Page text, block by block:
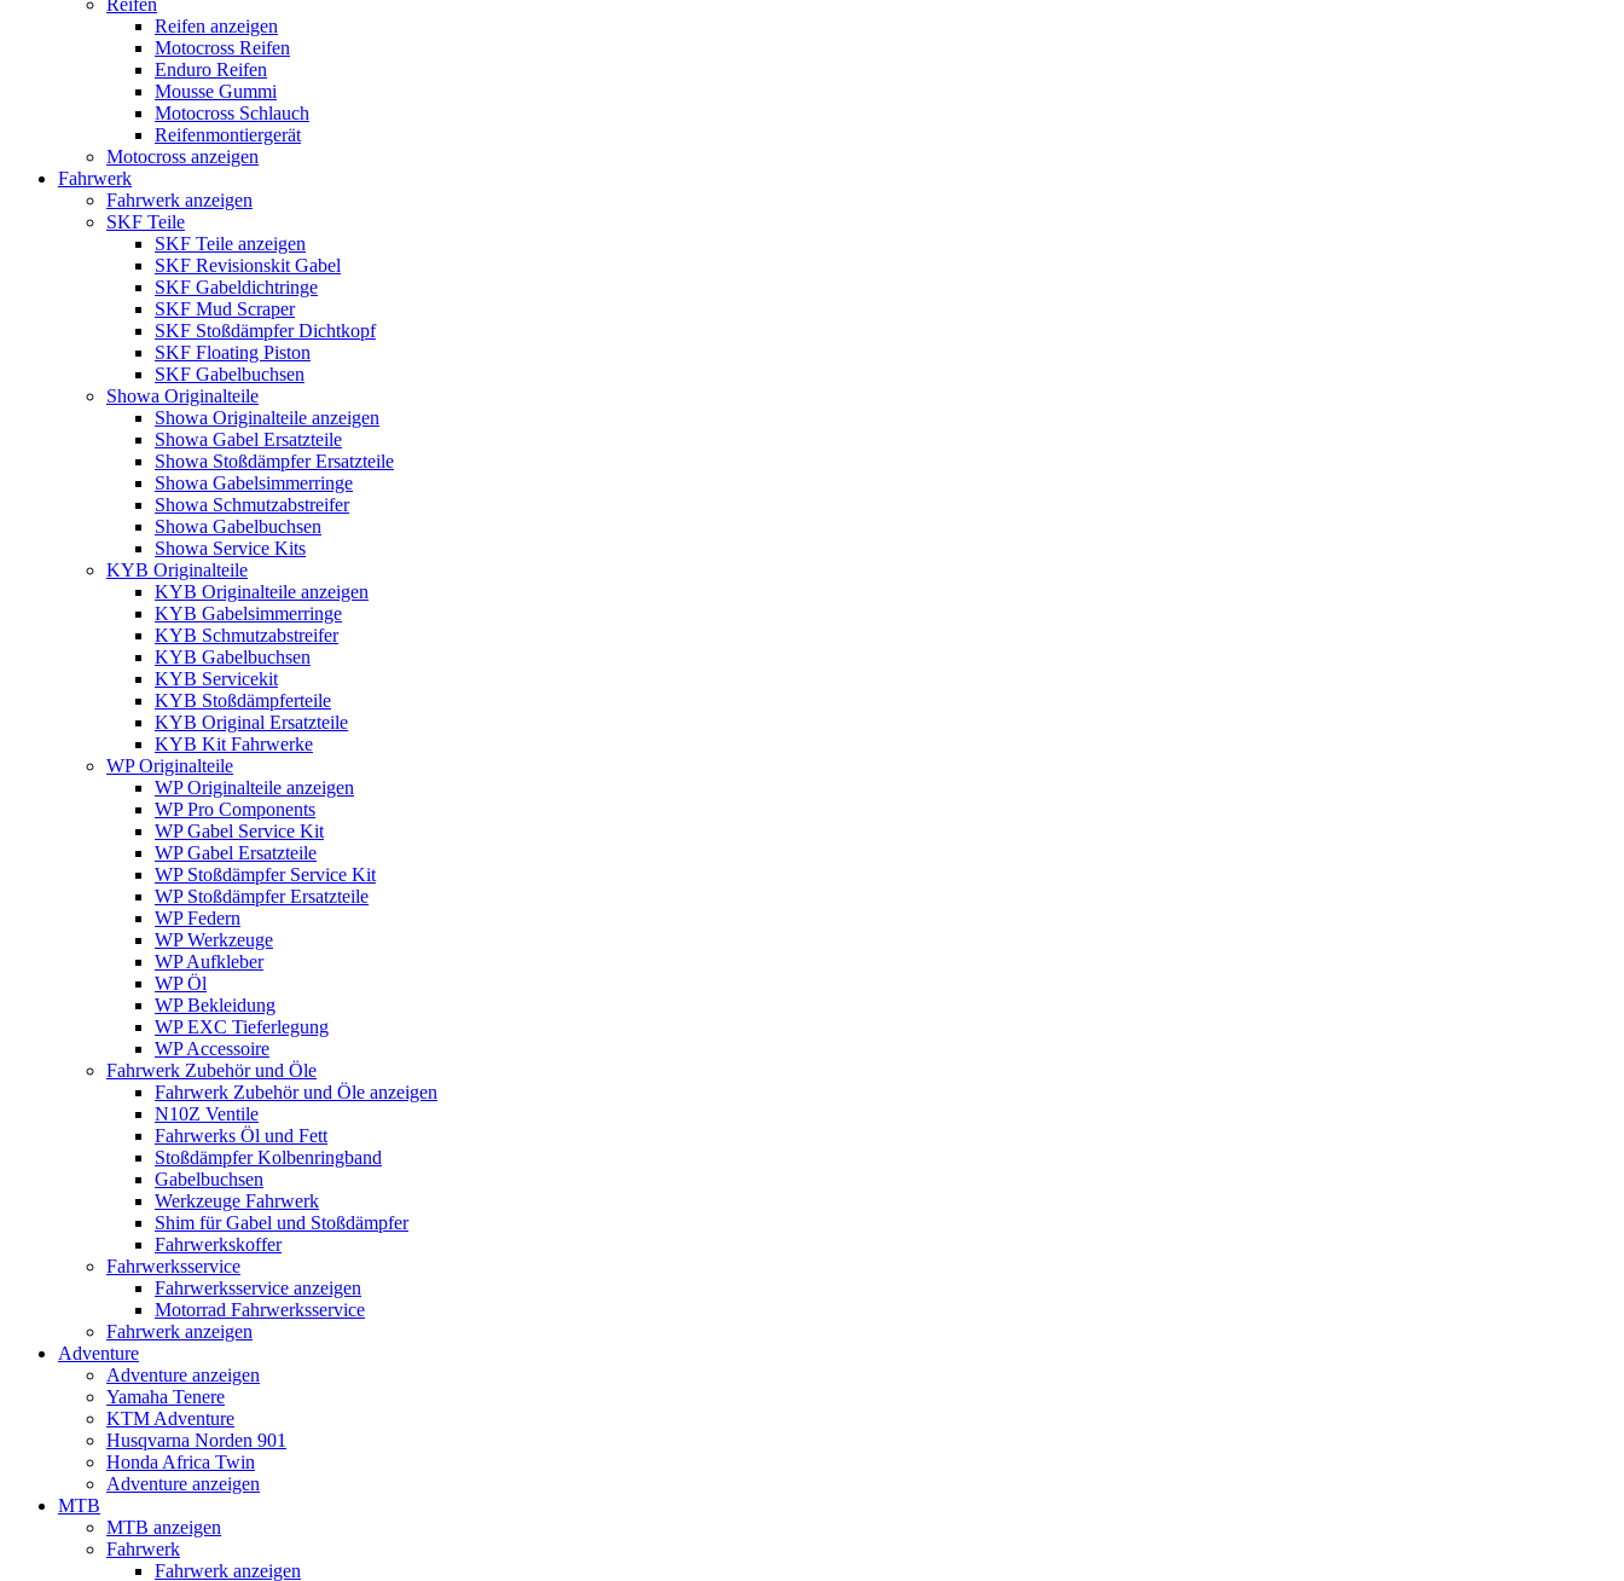
Reifen
Reifen anzeigen
Motocross Reifen
Enduro Reifen
Mousse Gummi
Motocross Schlauch
Reifenmontiergerät
Motocross anzeigen
Fahrwerk
Fahrwerk anzeigen
SKF Teile
SKF Teile anzeigen
SKF Revisionskit Gabel
SKF Gabeldichtringe
SKF Mud Scraper
SKF Stoßdämpfer Dichtkopf
SKF Floating Piston
SKF Gabelbuchsen
Showa Originalteile
Showa Originalteile anzeigen
Showa Gabel Ersatzteile
Showa Stoßdämpfer Ersatzteile
Showa Gabelsimmerringe
Showa Schmutzabstreifer
Showa Gabelbuchsen
Showa Service Kits
KYB Originalteile
KYB Originalteile anzeigen
KYB Gabelsimmerringe
KYB Schmutzabstreifer
KYB Gabelbuchsen
KYB Servicekit
KYB Stoßdämpferteile
KYB Original Ersatzteile
KYB Kit Fahrwerke
WP Originalteile
WP Originalteile anzeigen
WP Pro Components
WP Gabel Service Kit
WP Gabel Ersatzteile
WP Stoßdämpfer Service Kit
WP Stoßdämpfer Ersatzteile
WP Federn
WP Werkzeuge
WP Aufkleber
WP Öl
WP Bekleidung
WP EXC Tieferlegung
WP Accessoire
Fahrwerk Zubehör und Öle
Fahrwerk Zubehör und Öle anzeigen
N10Z Ventile
Fahrwerks Öl und Fett
Stoßdämpfer Kolbenringband
Gabelbuchsen
Werkzeuge Fahrwerk
Shim für Gabel und Stoßdämpfer
Fahrwerkskoffer
Fahrwerksservice
Fahrwerksservice anzeigen
Motorrad Fahrwerksservice
Fahrwerk anzeigen
Adventure
Adventure anzeigen
Yamaha Tenere
KTM Adventure
Husqvarna Norden 901
Honda Africa Twin
Adventure anzeigen
MTB
MTB anzeigen
Fahrwerk
Fahrwerk anzeigen